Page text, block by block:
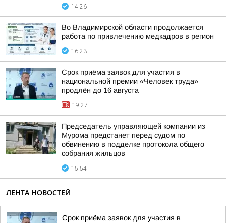
14:26
Во Владимирской области продолжается
работа по привлечению медкадров в регион
16:23
Срок приёма заявок для участия в
национальной премии «Человек труда»
продлён до 16 августа
19:27
Председатель управляющей компании из
Мурома предстанет перед судом по
обвинению в подделке протокола общего
собрания жильцов
15:54
ЛЕНТА НОВОСТЕЙ
Срок приёма заявок для участия в